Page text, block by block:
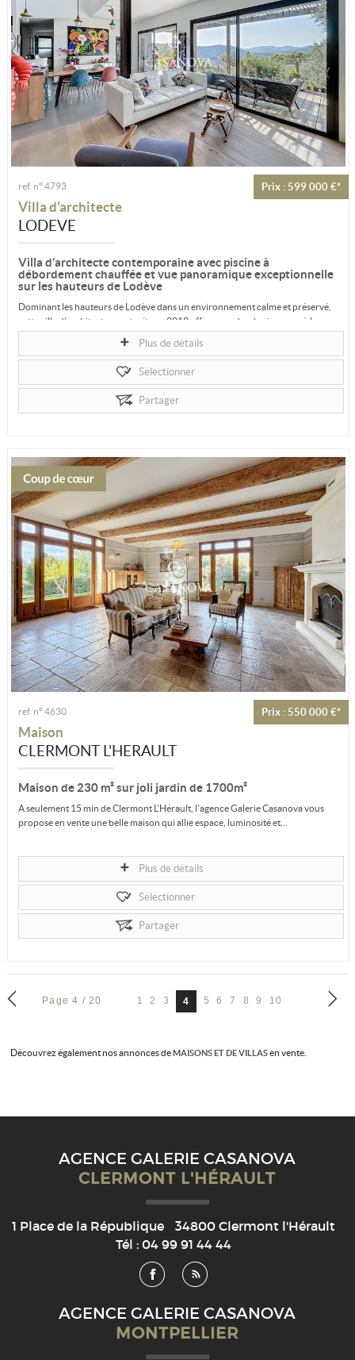
Prix : 599 000 €*
ref. n° 4793
Villa d'architecte
LODEVE
Villa d’architecte contemporaine avec piscine à
débordement chauffée et vue panoramique exceptionnelle
sur les hauteurs de Lodève
Dominant les hauteurs de Lodève dans un environnement calme et préservé,
cette villa d’architecte construite en 2019 offre un cadre de vie rare, où la...
Plus de détails
Sélectionner
Partager
Prix : 550 000 €*
ref. n° 4630
Maison
CLERMONT L'HERAULT
Maison de 230 m² sur joli jardin de 1700m²
A seulement 15 min de Clermont L'Hérault, l'agence Galerie Casanova vous
propose en vente une belle maison qui allie espace, luminosité et...
Plus de détails
Sélectionner
Partager
Page 4 / 20 1 2 3 4 5 6 7 8 9 10
Découvrez également nos annonces deMAISONS ET DE VILLASen vente.
AGENCE GALERIE CASANOVA
CLERMONT L'HÉRAULT
1 Place de la République 34800 Clermont l'Hérault
Tél : 04 99 91 44 44
AGENCE GALERIE CASANOVA
MONTPELLIER